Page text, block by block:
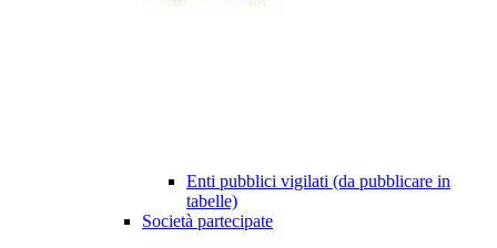
Enti pubblici vigilati (da pubblicare in
tabelle)
Società partecipate